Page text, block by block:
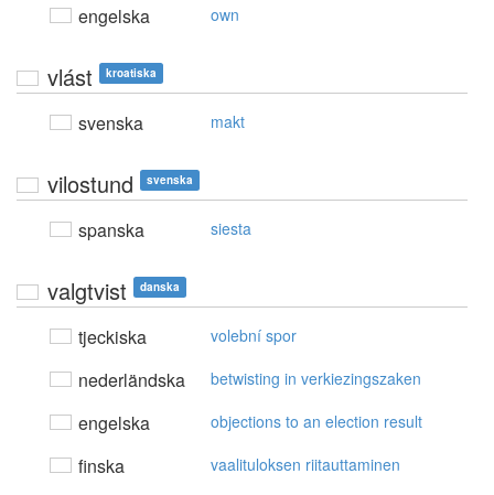
engelska own
vlást kroatiska
svenska makt
vilostund svenska
spanska siesta
valgtvist danska
tjeckiska volební spor
nederländska betwisting in verkiezingszaken
engelska objections to an election result
finska vaalituloksen riitauttaminen